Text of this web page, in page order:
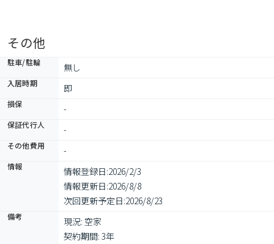
その他
駐車/駐輪 無し
入居時期 即
損保 -
保証代行人 -
その他費用 -
情報 情報登録日:2026/2/3
情報更新日:2026/8/8
次回更新予定日:2026/8/23
備考
現況: 空家
契約期間: 3年